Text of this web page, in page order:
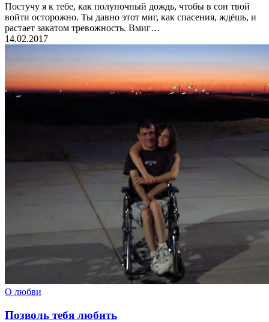
Постучу я к тебе, как полуночный дождь, чтобы в сон твой
войти осторожно. Ты давно этот миг, как спасения, ждёшь, и
растает закатом тревожность. Вмиг…
14.02.2017
О любви
Позволь тебя любить